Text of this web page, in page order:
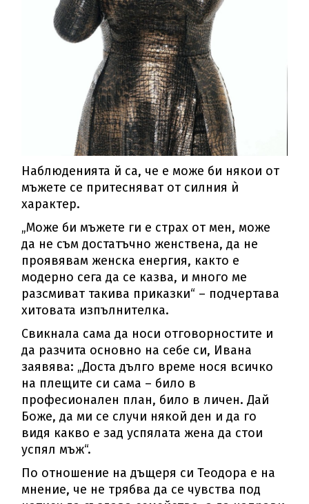
Наблюденията й са, че е може би някои от
мъжете се притесняват от силния ѝ
характер.
„Може би мъжете ги е страх от мен, може
да не съм достатъчно женствена, да не
проявявам женска енергия, както е
модерно сега да се казва, и много ме
разсмиват такива приказки“ – подчертава
хитовата изпълнителка.
Свикнала сама да носи отговорностите и
да разчита основно на себе си, Ивана
заявява: „Доста дълго време нося всичко
на плещите си сама – било в
професионален план, било в личен. Дай
Боже, да ми се случи някой ден и да го
видя какво е зад успялата жена да стои
успял мъж“.
По отношение на дъщеря си Теодора е на
мнение, че не трябва да се чувства под